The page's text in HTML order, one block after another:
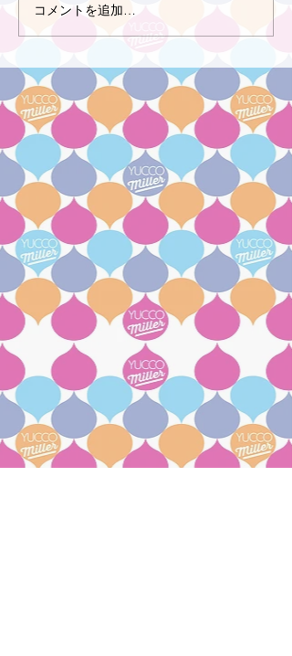
コメントを追加…